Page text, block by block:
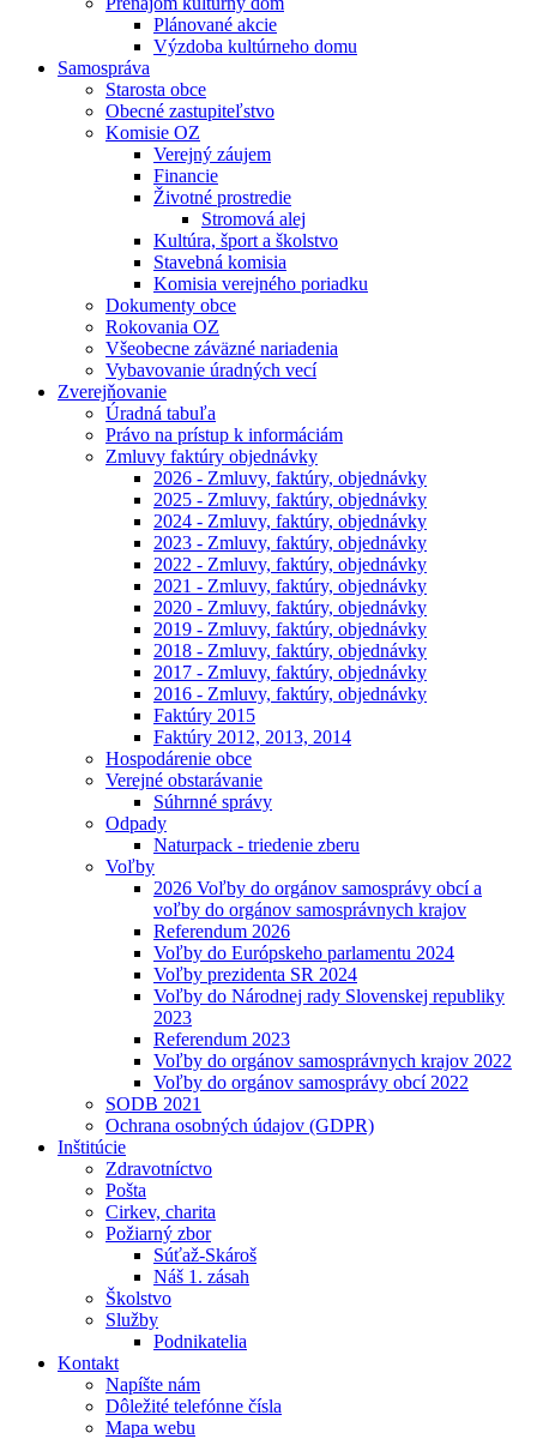
Plánované akcie
Výzdoba kultúrneho domu
Samospráva
Starosta obce
Obecné zastupiteľstvo
Komisie OZ
Verejný záujem
Financie
Životné prostredie
Stromová alej
Kultúra, šport a školstvo
Stavebná komisia
Komisia verejného poriadku
Dokumenty obce
Rokovania OZ
Všeobecne záväzné nariadenia
Vybavovanie úradných vecí
Zverejňovanie
Úradná tabuľa
Právo na prístup k informáciám
Zmluvy faktúry objednávky
2026 - Zmluvy, faktúry, objednávky
2025 - Zmluvy, faktúry, objednávky
2024 - Zmluvy, faktúry, objednávky
2023 - Zmluvy, faktúry, objednávky
2022 - Zmluvy, faktúry, objednávky
2021 - Zmluvy, faktúry, objednávky
2020 - Zmluvy, faktúry, objednávky
2019 - Zmluvy, faktúry, objednávky
2018 - Zmluvy, faktúry, objednávky
2017 - Zmluvy, faktúry, objednávky
2016 - Zmluvy, faktúry, objednávky
Faktúry 2015
Faktúry 2012, 2013, 2014
Hospodárenie obce
Verejné obstarávanie
Súhrnné správy
Odpady
Naturpack - triedenie zberu
Voľby
2026 Voľby do orgánov samosprávy obcí a
voľby do orgánov samosprávnych krajov
Referendum 2026
Voľby do Európskeho parlamentu 2024
Voľby prezidenta SR 2024
Voľby do Národnej rady Slovenskej republiky
2023
Referendum 2023
Voľby do orgánov samosprávnych krajov 2022
Voľby do orgánov samosprávy obcí 2022
SODB 2021
Ochrana osobných údajov (GDPR)
Inštitúcie
Zdravotníctvo
Pošta
Cirkev, charita
Požiarný zbor
Súťaž-Skároš
Náš 1. zásah
Školstvo
Služby
Podnikatelia
Kontakt
Napíšte nám
Dôležité telefónne čísla
Mapa webu